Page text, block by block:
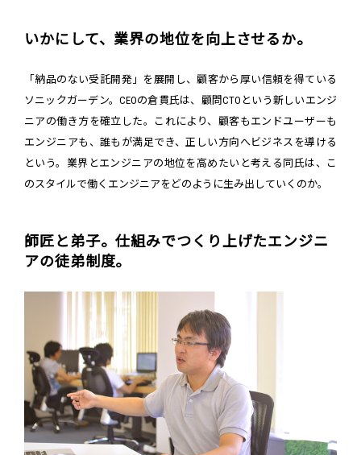
いかにして、業界の地位を向上させるか。
「納品のない受託開発」を展開し、顧客から厚い信頼を得ている
ソニックガーデン。CEOの倉貫氏は、顧問CTOという新しいエンジ
ニアの働き方を確立した。これにより、顧客もエンドユーザーも
エンジニアも、誰もが満足でき、正しい方向へビジネスを導ける
という。業界とエンジニアの地位を高めたいと考える同氏は、こ
のスタイルで働くエンジニアをどのように生み出していくのか。
師匠と弟子。仕組みでつくり上げたエンジニ
アの徒弟制度。